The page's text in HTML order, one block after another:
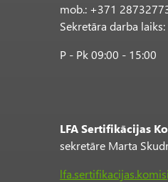
mob.: +371
Sekretāra darba laiks:
P - Pk 09:00 - 15:00
LFA Sertifikācijas
sekretāre Marta